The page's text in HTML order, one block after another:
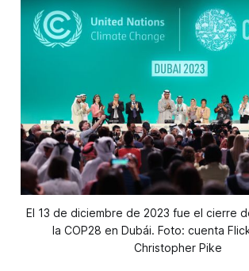
El 13 de diciembre de 2023 fue el cierre
la COP28 en Dubái. Foto: cuenta
Christopher Pike